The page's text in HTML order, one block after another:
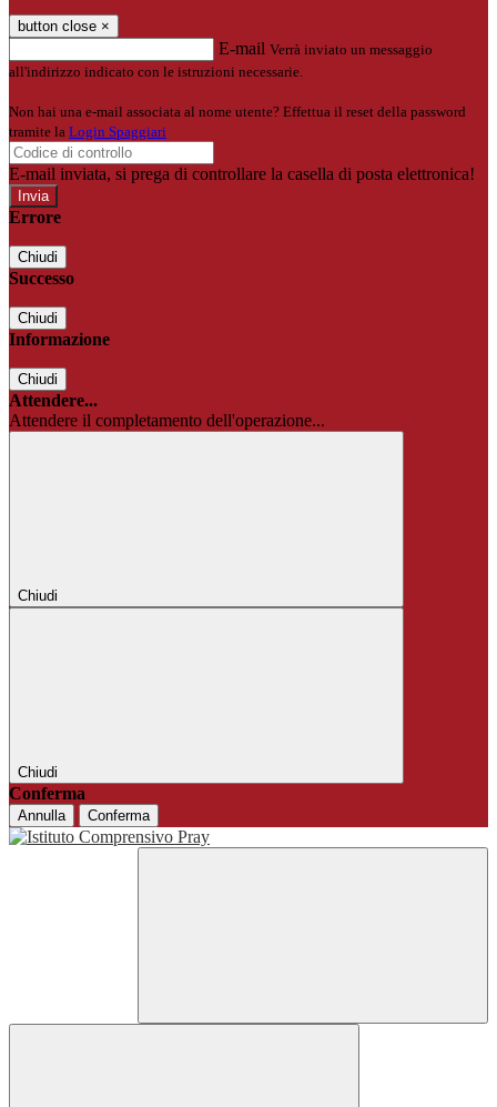
button close ×
E-mail Verrà inviato un messaggio
all'indirizzo indicato con le istruzioni necessarie.
Non hai una e-mail associata al nome utente? Effettua il reset della password
tramite la Login Spaggiari
E-mail inviata, si prega di controllare la casella di posta elettronica!
Errore
Chiudi
Successo
Chiudi
Informazione
Chiudi
Attendere...
Attendere il completamento dell'operazione...
Chiudi
Chiudi
Conferma
Annulla Conferma